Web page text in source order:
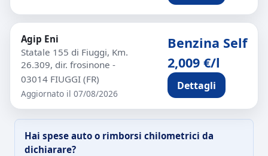
Agip Eni
Statale 155 di Fiuggi, Km.
26.309, dir. frosinone -
03014 FIUGGI (FR)
Aggiornato il 07/08/2026
Benzina Self
2,009 €/l
Dettagli
Hai spese auto o rimborsi chilometrici da
dichiarare?